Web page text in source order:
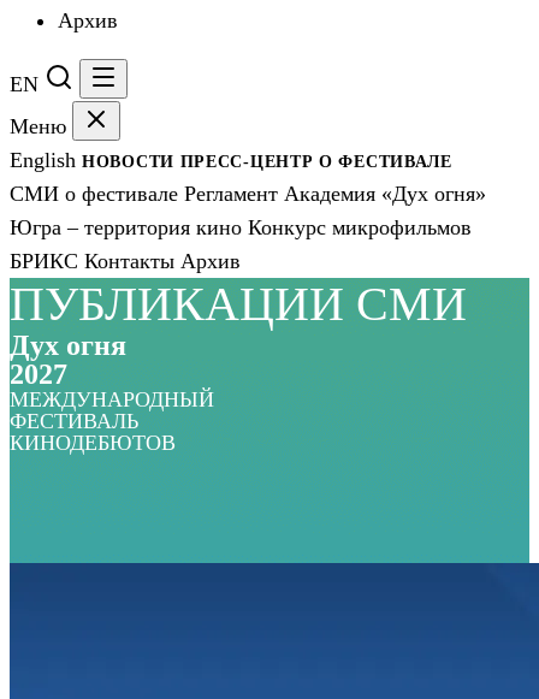
Архив
EN
Меню
English НОВОСТИ ПРЕСС-ЦЕНТРО ФЕСТИВАЛЕ
СМИ о фестивале Регламент Академия «Дух огня»
Югра – территория кино Конкурс микрофильмов
БРИКС Контакты Архив
ПУБЛИКАЦИИ СМИ
Дух огня
2027
МЕЖДУНАРОДНЫЙ
ФЕСТИВАЛЬ
КИНОДЕБЮТОВ